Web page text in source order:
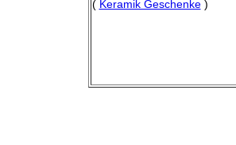
( Keramik Geschenke)